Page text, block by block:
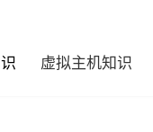
虚拟主机知识